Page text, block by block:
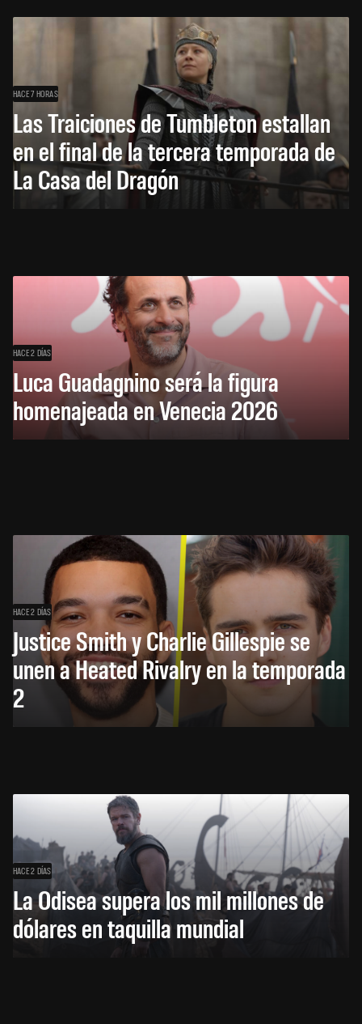
HACE 7 HORAS
Las Traiciones de Tumbleton estallan
en el final de la tercera temporada de
La Casa del Dragón
HACE 2 DÍAS
Luca Guadagnino será la figura
homenajeada en Venecia 2026
HACE 2 DÍAS
Justice Smith y Charlie Gillespie se
unen a Heated Rivalry en la temporada
2
HACE 2 DÍAS
La Odisea supera los mil millones de
dólares en taquilla mundial